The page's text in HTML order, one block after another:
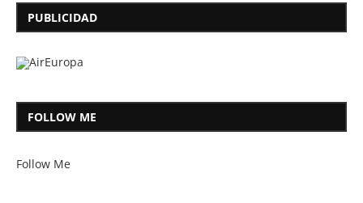
PUBLICIDAD
FOLLOW ME
Follow Me